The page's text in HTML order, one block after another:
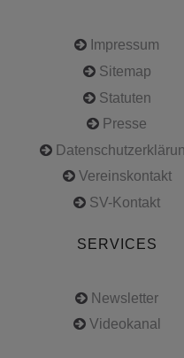
Impressum
Sitemap
Statuten
Presse
Vereinskontakt
SV-Kontakt
SERVICES
Newsletter
Videokanal